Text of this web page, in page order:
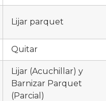
Lijar parquet
Quitar
Lijar (Acuchillar) y
Barnizar Parquet
(Parcial)